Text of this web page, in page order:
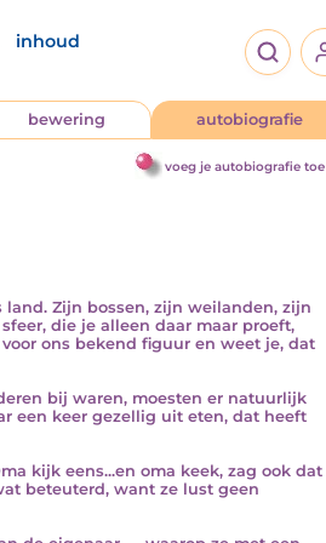
inhoud
bewering autobiografie
voeg je autobiografie toe
Zijn bossen, zijn weilanden, zijn
die je alleen daar maar proeft,
ons bekend figuur en weet je, dat
bij waren, moesten er natuurlijk
een keer gezellig uit eten, dat heeft
kijk eens...en oma keek, zag ook dat
beteuterd, want ze lust geen